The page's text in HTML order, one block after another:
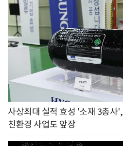
사상최대 실적 효성 '소재 3총사',
친환경 사업도 앞장